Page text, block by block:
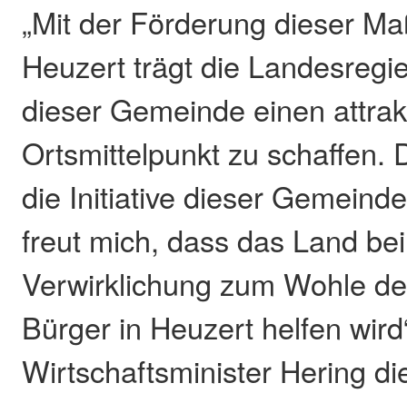
„Mit der Förderung dieser
Heuzert trägt die
dieser Gemeinde einen
Ortsmittelpunkt zu schaffen.
die Initiative dieser
freut mich, dass das Land
Verwirklichung zum Wohle
Bürger in Heuzert helfen
Wirtschaftsminister Hering